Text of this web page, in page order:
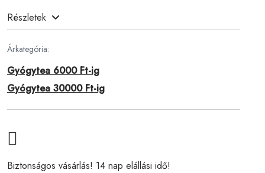
Részletek
Árkategória:
Gyógytea 6000 Ft-ig
Gyógytea 30000 Ft-ig
Biztonságos vásárlás! 14 nap elállási idő!